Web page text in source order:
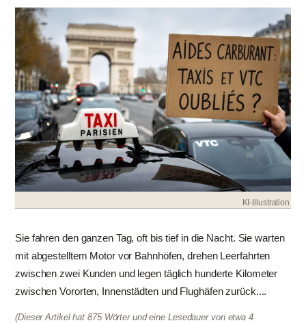
KI-Illustration
Sie fahren den ganzen Tag, oft bis tief in die Nacht. Sie warten
mit abgestelltem Motor vor Bahnhöfen, drehen Leerfahrten
zwischen zwei Kunden und legen täglich hunderte Kilometer
zwischen Vororten, Innenstädten und Flughäfen zurück....
(Dieser Artikel hat 875 Wörter und eine Lesedauer von etwa 4